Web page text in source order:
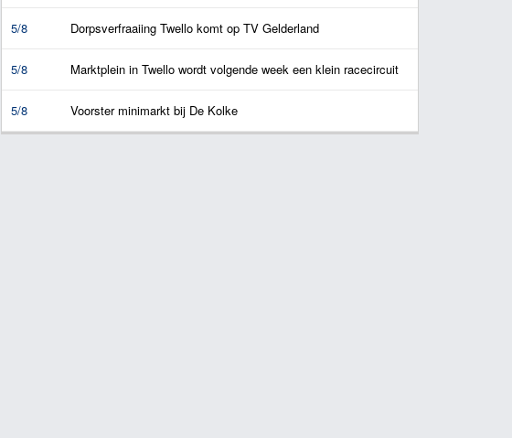
5/8 Dorpsverfraaiing Twello komt op TV Gelderland
5/8 Marktplein in Twello wordt volgende week een klein racecircuit
5/8 Voorster minimarkt bij De Kolke